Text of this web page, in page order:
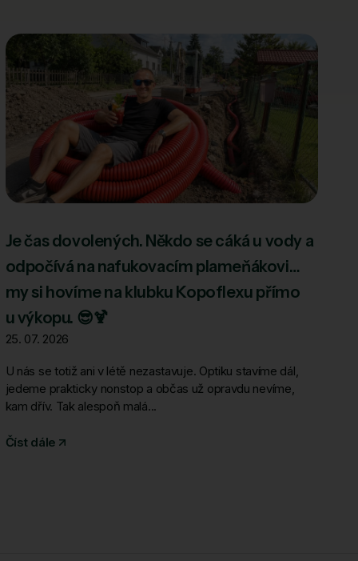
Je čas dovolených. Někdo se cáká u vody a
odpočívá na nafukovacím plameňákovi…
my si hovíme na klubku Kopoflexu přímo
u výkopu. 😎🍹
25. 07. 2026
U nás se totiž ani v létě nezastavuje. Optiku stavíme dál,
jedeme prakticky nonstop a občas už opravdu nevíme,
kam dřív. Tak alespoň malá...
Číst dále